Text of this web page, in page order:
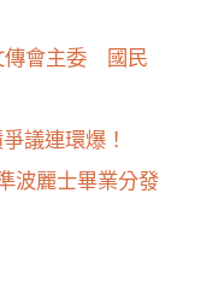
傳會主委 國民
議連環爆！
波麗士畢業分發